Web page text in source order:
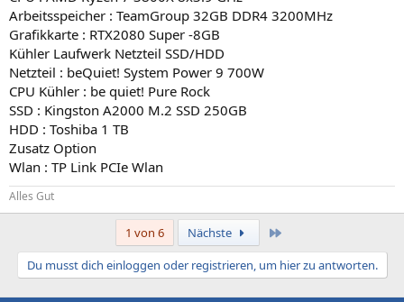
Arbeitsspeicher : TeamGroup 32GB DDR4 3200MHz
Grafikkarte : RTX2080 Super -8GB
Kühler Laufwerk Netzteil SSD/HDD
Netzteil : beQuiet! System Power 9 700W
CPU Kühler : be quiet! Pure Rock
SSD : Kingston A2000 M.2 SSD 250GB
HDD : Toshiba 1 TB
Zusatz Option
Wlan : TP Link PCIe Wlan
Alles Gut
1 von 6 Nächste
Du musst dich einloggen oder registrieren, um hier zu antworten.